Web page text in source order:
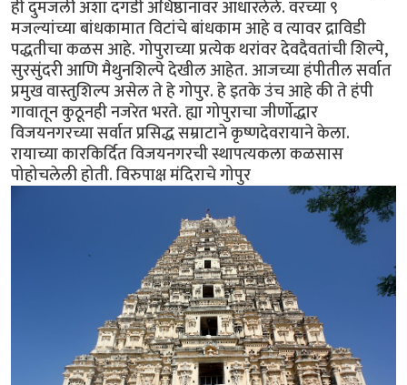
ही दुमजली अशा दगडी अधिष्ठानावर आधारलेले. वरच्या ९
मजल्यांच्या बांधकामात विटांचे बांधकाम आहे व त्यावर द्राविडी
पद्धतीचा कळस आहे. गोपुराच्या प्रत्येक थरांवर देवदैवतांची शिल्पे,
सुरसुंदरी आणि मैथुनशिल्पे देखील आहेत. आजच्या हंपीतील सर्वात
प्रमुख वास्तुशिल्प असेल ते हे गोपुर. हे इतके उंच आहे की ते हंपी
गावातून कुठूनही नजरेत भरते. ह्या गोपुराचा जीर्णोद्धार
विजयनगरच्या सर्वात प्रसिद्ध सम्राटाने कृष्णदेवरायाने केला.
रायाच्या कारकिर्दित विजयनगरची स्थापत्यकला कळसास
पोहोचलेली होती. विरुपाक्ष मंदिराचे गोपुर